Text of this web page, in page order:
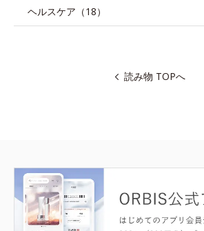
ヘルスケア（18）
読み物 TOPへ